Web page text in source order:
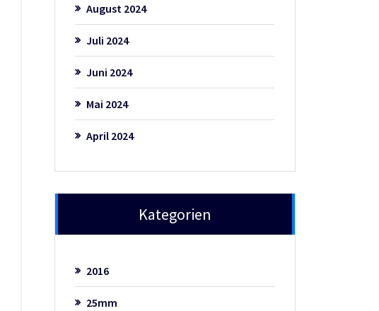
August 2024
Juli 2024
Juni 2024
Mai 2024
April 2024
Kategorien
2016
25mm